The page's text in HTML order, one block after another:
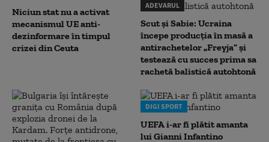
Niciun stat nu a activat
mecanismul UE anti-
dezinformare în timpul
crizei din Ceuta
ADEVARUL
Scut și Sabie: Ucraina
începe producția în masă a
antirachetelor „Freyja” și
testează cu succes prima sa
rachetă balistică autohtonă
DIGI SPORT
UEFA i-ar fi plătit amanta
lui Gianni Infantino